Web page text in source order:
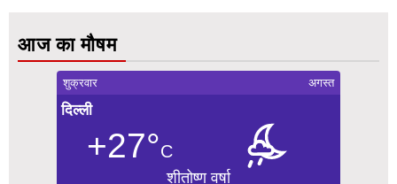
आज का मौषम
शुक्रवार अगस्त
दिल्ली
+27°C
शीतोष्ण वर्षा